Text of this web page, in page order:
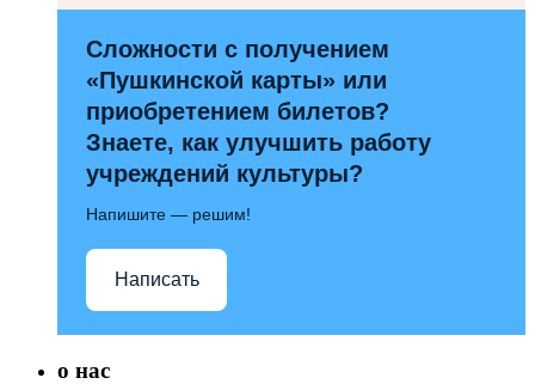
Сложности с получением
«Пушкинской карты» или
приобретением билетов?
Знаете, как улучшить работу
учреждений культуры?
Напишите — решим!
Написать
о нас